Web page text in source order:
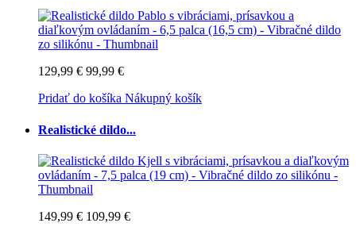
129,99 € 99,99 €
Pridať do košíka Nákupný košík
Realistické dildo...
149,99 € 109,99 €